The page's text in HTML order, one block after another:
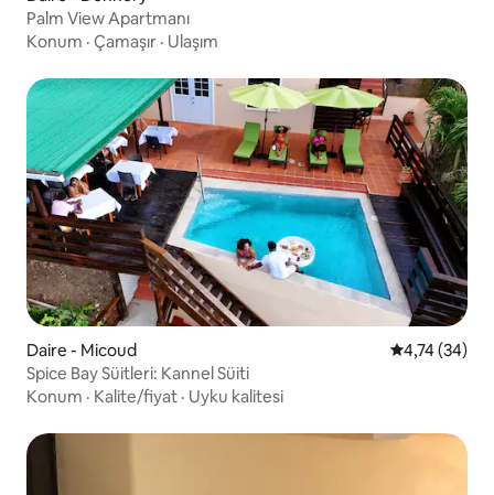
Palm View Apartmanı
Konum · Çamaşır · Ulaşım
Daire - Micoud 5 üzerinden
4,74 (34)
Spice Bay Süitleri: Kannel Süiti
Konum · Kalite/fiyat · Uyku kalitesi